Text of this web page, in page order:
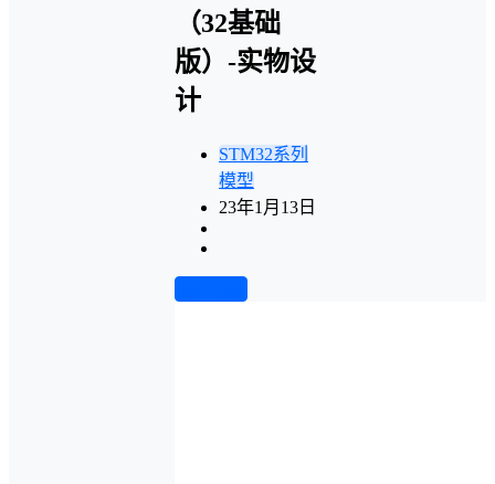
（32基础
版）-实物设
计
STM32系列
模型
23年1月13日